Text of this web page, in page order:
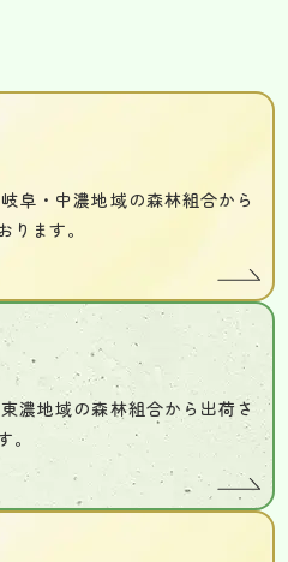
阜・中濃地域の森林組合から
ります。
濃地域の森林組合から出荷さ